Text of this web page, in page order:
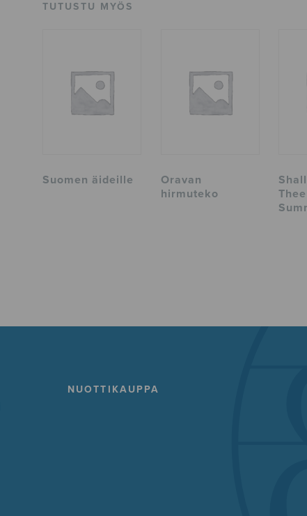
TUTUSTU MYÖS
Suomen äideille
Oravan
hirmuteko
NUOTTIKAUPPA